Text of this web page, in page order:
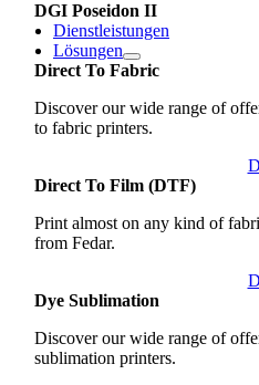
DGI Poseidon II
Dienstleistungen
Lösungen
Direct To Fabric
Discover our wide range of
to fabric printers.
Direct To Film (DTF)
Print almost on any kind of
from Fedar.
Dye Sublimation
Discover our wide range of
sublimation printers.